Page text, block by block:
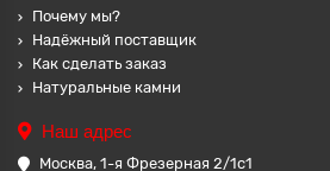
Почему мы?
Надёжный поставщик
Как сделать заказ
Натуральные камни
Наш адрес
Москва, 1-я Фрезерная 2/1с1